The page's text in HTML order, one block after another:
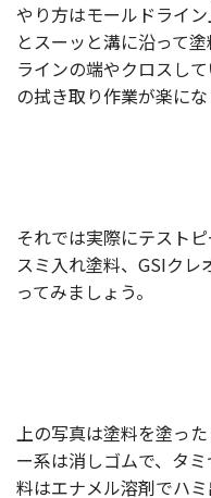
やり方はモールドライ
とスーッと溝に沿って塗
ラインの端やクロスし
の拭き取り作業が楽にな
それでは実際にテスト
スミ入れ塗料、GSIク
ってみましょう。
上の写真は塗料を塗っ
ー系は消しゴムで、タ
料はエナメル溶剤でハミ